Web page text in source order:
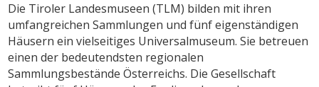
Die Tiroler Landesmuseen (TLM) bilden mit ihren
umfangreichen Sammlungen und fünf eigenständigen
Häusern ein vielseitiges Universalmuseum. Sie betreuen
einen der bedeutendsten regionalen
Sammlungsbestände Österreichs. Die Gesellschaft